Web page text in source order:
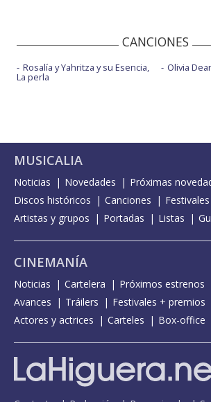
CANCIONES
Rosalía y Yahritza y su Esencia,
La perla
Olivia
MUSICALIA
Noticias Novedades
Próximas
Discos históricos
Canciones Festivales
Artistas y grupos
Portadas Listas
CINEMANÍA
Noticias Cartelera Próximos estrenos
Avances
Tráilers
Festivales + premios
Actores y actrices
Carteles Box-office